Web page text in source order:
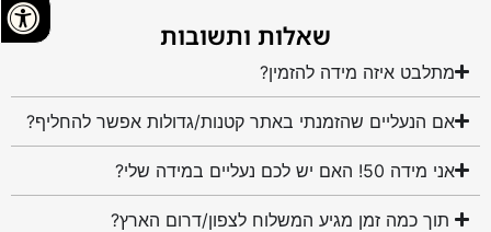
שאלות ותשובות
מתלבט איזה מידה להזמין?
אם הנעליים שהזמנתי באתר קטנות/גדולות אפשר להחליף?
אני מידה 50! האם יש לכם נעליים במידה שלי?
תוך כמה זמן מגיע המשלוח לצפון/דרום הארץ?